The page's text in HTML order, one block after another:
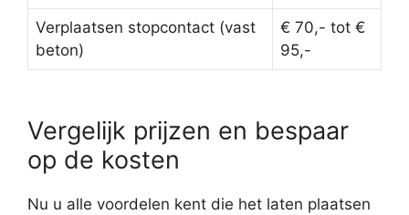
Verplaatsen stopcontact (vast
beton)
€ 70,- tot €
95,-
Vergelijk prijzen en bespaar
op de kosten
Nu u alle voordelen kent die het laten plaatsen